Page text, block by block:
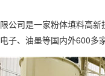
公司是一家粉体填料高
子、油墨等国内外600多